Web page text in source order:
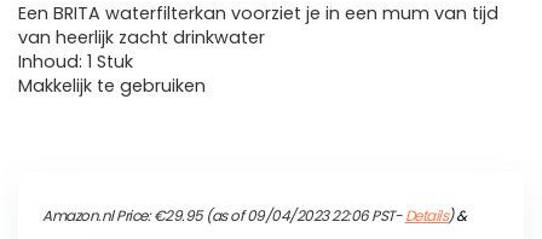
Een BRITA waterfilterkan voorziet je in een mum van tijd
van heerlijk zacht drinkwater
Inhoud: 1 Stuk
Makkelijk te gebruiken
Amazon.nl Price:€29.95(as of 09/04/2023 22:06 PST-Details)&